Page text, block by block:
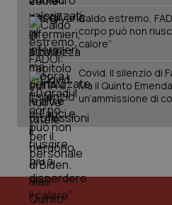
Caldo estremo,
corpo può non
calore”
Covid. Il silenzio di
Ma il Quinto
un’ammissione di